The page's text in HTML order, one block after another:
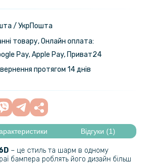
399 грн
Privacy Matte для Infinix Hot 40
299 грн
Matte для Infinix Hot 40​ на задню панель,
/ УкрПошта
товару, Онлайн оплата:
Pay, Apple Pay, Приват24
протягом 14 днів
Відгуки (1)
– це стиль та шарм в одному
бампера роблять його дизайн більш